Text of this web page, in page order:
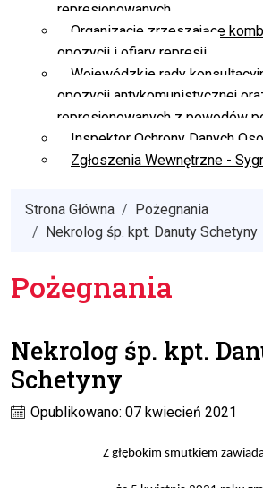
represjonowanych
Organizacje zrzeszające
opozycji i ofiary represji
Wojewódzkie rady
opozycji antykomunistycznej
represjonowanych z powodów
Inspektor Ochrony Danych
Zgłoszenia Wewnętrzne -
Strona Główna
Pożegnania
Nekrolog śp. kpt. Danuty Schetyny
Pożegnania
Nekrolog śp. kpt.
Schetyny
Opublikowano: 07 kwiecień 2021
Z głębokim smutkiem